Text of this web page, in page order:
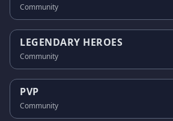
Community
LEGENDARY HEROES
Community
PVP
Community